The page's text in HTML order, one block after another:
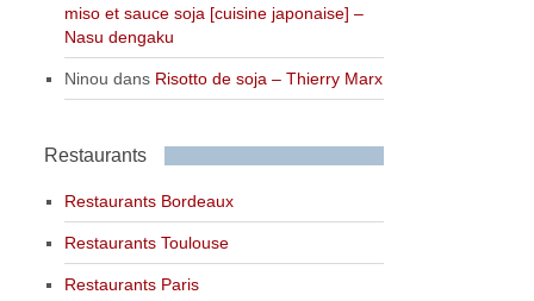
miso et sauce soja [cuisine japonaise] –
Nasu dengaku
Ninou dans Risotto de soja – Thierry Marx
Restaurants
Restaurants Bordeaux
Restaurants Toulouse
Restaurants Paris